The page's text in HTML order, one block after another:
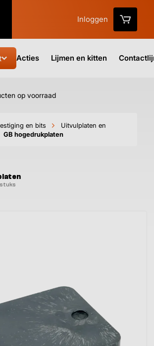
Inloggen
Acties Lijmen en kitten
op voorraad
en bits
Uitvulplaten en
GB hogedrukplaten